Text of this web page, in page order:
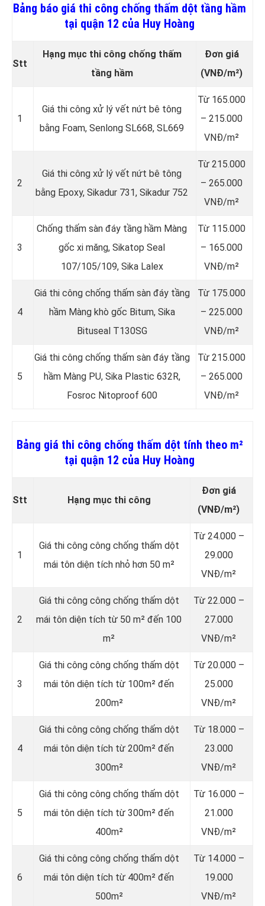
Bảng báo giá thi công chống thấm dột tầng hầm
tại quận 12 của Huy Hoàng
Stt
Hạng mục thi công chống thấm
tầng hầm
Đơn giá
(VNĐ/m²)
1
Giá thi công xử lý vết nứt bê tông
bằng Foam, Senlong SL668, SL669
Từ 165.000
– 215.000
VNĐ/m²
2
Giá thi công xử lý vết nứt bê tông
bằng Epoxy, Sikadur 731, Sikadur 752
Từ 215.000
– 265.000
VNĐ/m²
3
Chống thấm sàn đáy tầng hầm Màng
gốc xi măng, Sikatop Seal
107/105/109, Sika Lalex
Từ 115.000
– 165.000
VNĐ/m²
4
Giá thi công chống thấm sàn đáy tầng
hầm Màng khò gốc Bitum, Sika
Bituseal T130SG
Từ 175.000
– 225.000
VNĐ/m²
5
Giá thi công chống thấm sàn đáy tầng
hầm Màng PU, Sika Plastic 632R,
Fosroc Nitoproof 600
Từ 215.000
– 265.000
VNĐ/m²
Bảng giá thi công chống thấm dột tính theo m²
tại quận 12 của Huy Hoàng
Stt Hạng mục thi công
Đơn giá
(VNĐ/m²)
1
Giá thi công công chống thấm dột
mái tôn diện tích nhỏ hơn 50 m²
Từ 24.000 –
29.000
VNĐ/m²
2
Giá thi công công chống thấm dột
mái tôn diện tích từ 50 m² đến 100
m²
Từ 22.000 –
27.000
VNĐ/m²
3
Giá thi công công chống thấm dột
mái tôn diện tích từ 100m² đến
200m²
Từ 20.000 –
25.000
VNĐ/m²
4
Giá thi công công chống thấm dột
mái tôn diện tích từ 200m² đến
300m²
Từ 18.000 –
23.000
VNĐ/m²
5
Giá thi công công chống thấm dột
mái tôn diện tích từ 300m² đến
400m²
Từ 16.000 –
21.000
VNĐ/m²
6
Giá thi công công chống thấm dột
mái tôn diện tích từ 400m² đến
500m²
Từ 14.000 –
19.000
VNĐ/m²